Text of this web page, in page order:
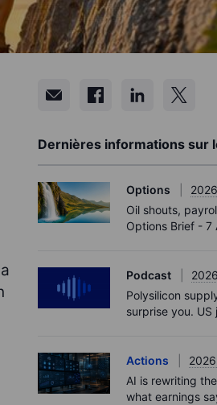
Dernières informations sur
Options
Oil shouts,
Options Brief - 7
Podcast
Polysilicon
surprise you.
Actions
AI is rewriting
what earnings